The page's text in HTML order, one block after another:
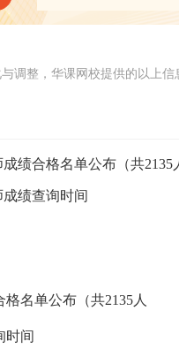
调整，华课网校提供的以上
绩合格名单公布（共2135
绩查询时间
名单公布（共2135人
时间